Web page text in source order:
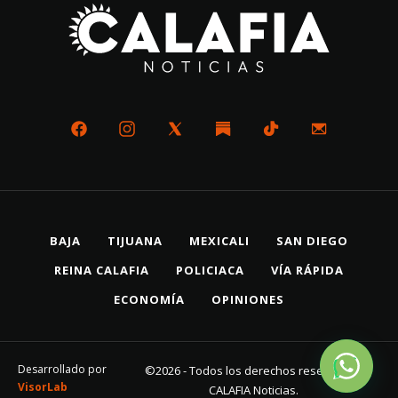
BAJA TIJUANA MEXICALI
SAN DIEGO
REINA CALAFIA
POLICIACA
VÍA RÁPIDA
ECONOMÍA
OPINIONES
Desarrollado por
VisorLab
©2026 - Todos los derechos reservados
CALAFIA Noticias.